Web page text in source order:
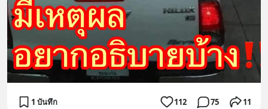
1 บันทึก 112 75 11